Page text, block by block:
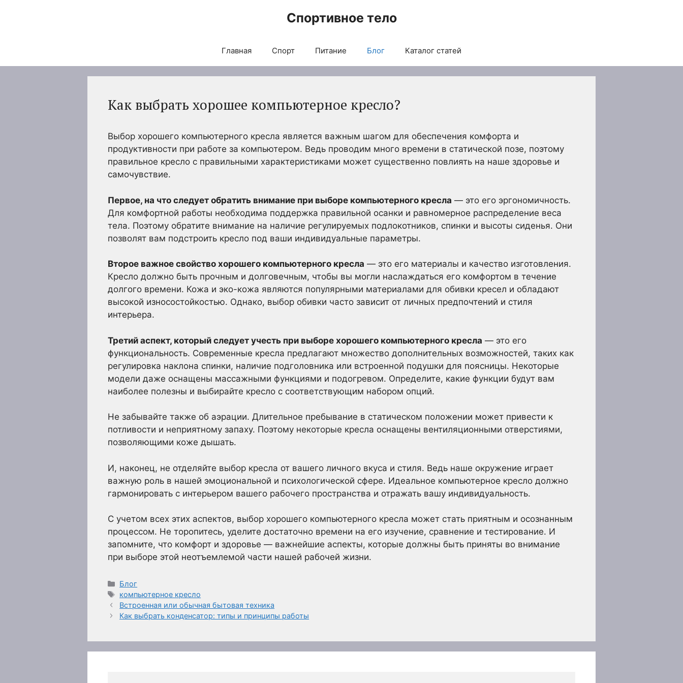
Спортивное тело
Главная Спорт Питание Блог Каталог статей
Как выбрать хорошее компьютерное кресло?
Выбор хорошего компьютерного кресла является важным шагом для обеспечения комфорта и
продуктивности при работе за компьютером. Ведь проводим много времени в статической позе, поэтому
правильное кресло с правильными характеристиками может существенно повлиять на наше здоровье и
самочувствие.
Первое, на что следует обратить внимание при выборе компьютерного кресла — это его эргономичность.
Для комфортной работы необходима поддержка правильной осанки и равномерное распределение веса
тела. Поэтому обратите внимание на наличие регулируемых подлокотников, спинки и высоты сиденья. Они
позволят вам подстроить кресло под ваши индивидуальные параметры.
Второе важное свойство хорошего компьютерного кресла — это его материалы и качество изготовления.
Кресло должно быть прочным и долговечным, чтобы вы могли наслаждаться его комфортом в течение
долгого времени. Кожа и эко-кожа являются популярными материалами для обивки кресел и обладают
высокой износостойкостью. Однако, выбор обивки часто зависит от личных предпочтений и стиля
интерьера.
Третий аспект, который следует учесть при выборе хорошего компьютерного кресла — это его
функциональность. Современные кресла предлагают множество дополнительных возможностей, таких как
регулировка наклона спинки, наличие подголовника или встроенной подушки для поясницы. Некоторые
модели даже оснащены массажными функциями и подогревом. Определите, какие функции будут вам
наиболее полезны и выбирайте кресло с соответствующим набором опций.
Не забывайте также об аэрации. Длительное пребывание в статическом положении может привести к
потливости и неприятному запаху. Поэтому некоторые кресла оснащены вентиляционными отверстиями,
позволяющими коже дышать.
И, наконец, не отделяйте выбор кресла от вашего личного вкуса и стиля. Ведь наше окружение играет
важную роль в нашей эмоциональной и психологической сфере. Идеальное компьютерное кресло должно
гармонировать с интерьером вашего рабочего пространства и отражать вашу индивидуальность.
С учетом всех этих аспектов, выбор хорошего компьютерного кресла может стать приятным и осознанным
процессом. Не торопитесь, уделите достаточно времени на его изучение, сравнение и тестирование. И
запомните, что комфорт и здоровье — важнейшие аспекты, которые должны быть приняты во внимание
при выборе этой неотъемлемой части нашей рабочей жизни.
Рубрики
Блог
Метки
компьютерное кресло
Встроенная или обычная бытовая техника
Как выбрать конденсатор: типы и принципы работы